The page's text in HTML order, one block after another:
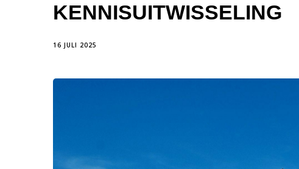
KENNISUITWISSELING
16 JULI 2025